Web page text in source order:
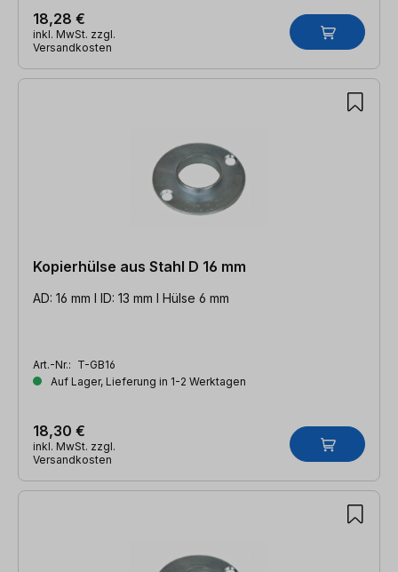
18,28 €
inkl. MwSt. zzgl.
Versandkosten
Kopierhülse aus Stahl D 16 mm
AD: 16 mm l ID: 13 mm l Hülse 6 mm
Art.-Nr.: T-GB16
Auf Lager, Lieferung in 1-2 Werktagen
18,30 €
inkl. MwSt. zzgl.
Versandkosten